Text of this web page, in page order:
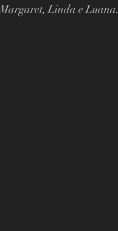
Linda e Luana.